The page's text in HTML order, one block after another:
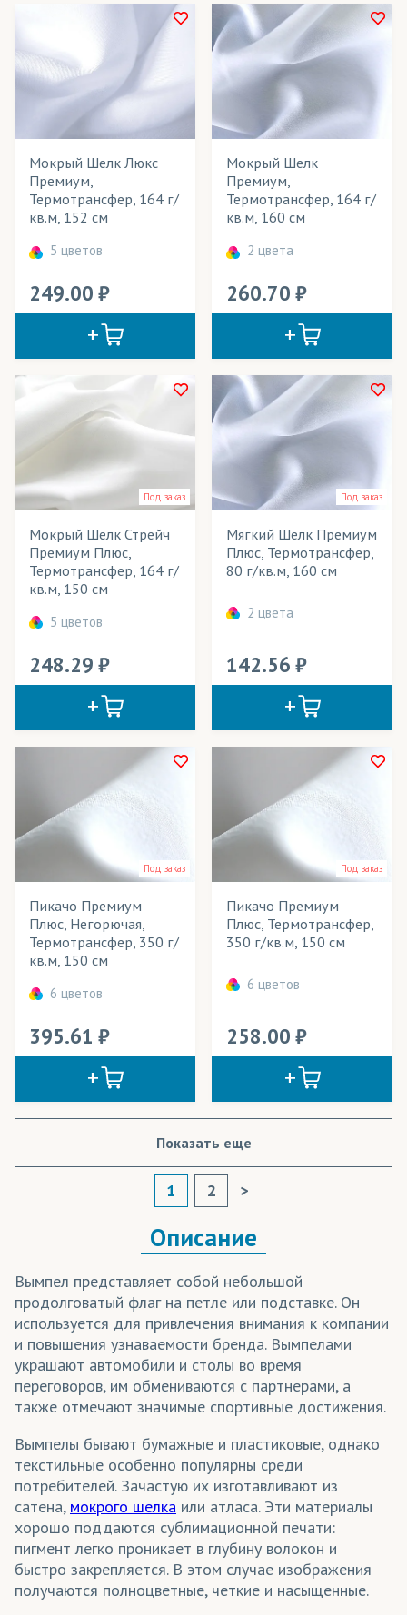
Чехлы для мебели
Шали
Шарфы
Широкоформатное панно
Шорты спортивные
Шторы
Мокрый Шелк Люкс
Премиум,
Термотрансфер, 164 г/
кв.м, 152 см
5 цветов
249.00
Мокрый Шелк
Премиум,
Термотрансфер, 164 г/
кв.м, 160 см
2 цвета
260.70
Под заказ
Мокрый Шелк Стрейч
Премиум Плюс,
Термотрансфер, 164 г/
кв.м, 150 см
5 цветов
248.29
Под заказ
Мягкий Шелк Премиум
Плюс, Термотрансфер,
80 г/кв.м, 160 см
2 цвета
142.56
Под заказ
Пикачо Премиум
Плюс, Негорючая,
Термотрансфер, 350 г/
кв.м, 150 см
6 цветов
395.61
Под заказ
Пикачо Премиум
Плюс, Термотрансфер,
350 г/кв.м, 150 см
6 цветов
258.00
Показать еще
1 2 >
Описание
Вымпел представляет собой небольшой
продолговатый флаг на петле или подставке. Он
используется для привлечения внимания к компании
и повышения узнаваемости бренда. Вымпелами
украшают автомобили и столы во время
переговоров, им обмениваются с партнерами, а
также отмечают значимые спортивные достижения.
Вымпелы бывают бумажные и пластиковые, однако
текстильные особенно популярны среди
потребителей. Зачастую их изготавливают из
сатена, мокрого шелка или атласа. Эти материалы
хорошо поддаются сублимационной печати:
пигмент легко проникает в глубину волокон и
быстро закрепляется. В этом случае изображения
получаются полноцветные, четкие и насыщенные.